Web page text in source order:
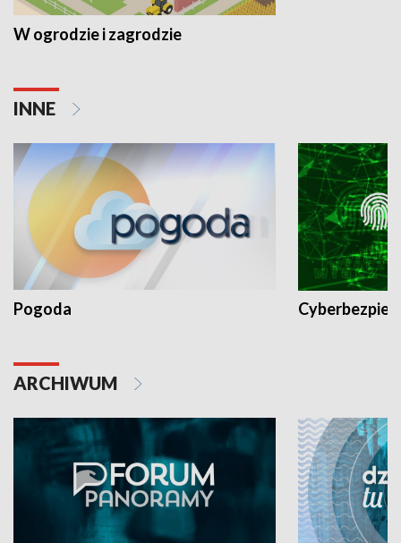
W ogrodzie i zagrodzie
INNE
Pogoda
ARCHIWUM